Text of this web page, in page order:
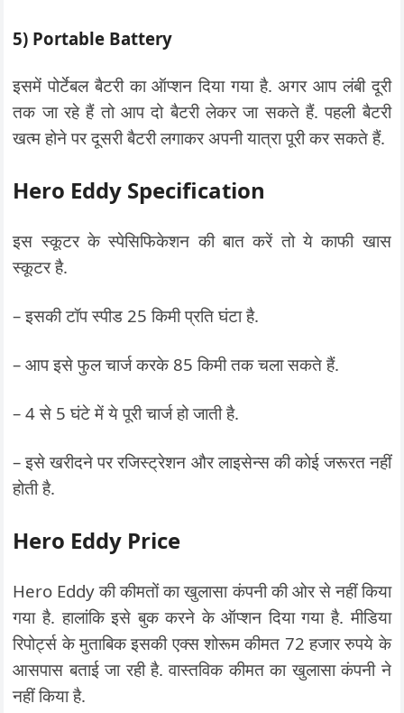
5) Portable Battery
इसमें पोर्टेबल बैटरी का ऑप्शन दिया गया है. अगर आप लंबी दूरी
तक जा रहे हैं तो आप दो बैटरी लेकर जा सकते हैं. पहली बैटरी
खत्म होने पर दूसरी बैटरी लगाकर अपनी यात्रा पूरी कर सकते हैं.
Hero Eddy Specification
इस स्कूटर के स्पेसिफिकेशन की बात करें तो ये काफी खास
स्कूटर है.
– इसकी टॉप स्पीड 25 किमी प्रति घंटा है.
– आप इसे फुल चार्ज करके 85 किमी तक चला सकते हैं.
– 4 से 5 घंटे में ये पूरी चार्ज हो जाती है.
– इसे खरीदने पर रजिस्ट्रेशन और लाइसेन्स की कोई जरूरत नहीं
होती है.
Hero Eddy Price
Hero Eddy की कीमतों का खुलासा कंपनी की ओर से नहीं किया
गया है. हालांकि इसे बुक करने के ऑप्शन दिया गया है. मीडिया
रिपोर्ट्स के मुताबिक इसकी एक्स शोरूम कीमत 72 हजार रुपये के
आसपास बताई जा रही है. वास्तविक कीमत का खुलासा कंपनी ने
नहीं किया है.